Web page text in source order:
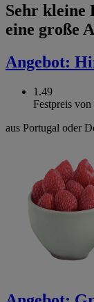
Sehr kleine
eine große
Angebot:
1.49
Festpreis
aus Portugal oder